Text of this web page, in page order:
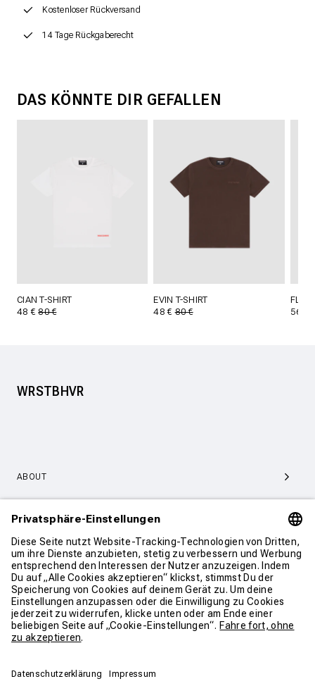
Kostenloser Rückversand
14 Tage Rückgaberecht
DAS KÖNNTE DIR GEFALLEN
CIAN T-SHIRT
48 €80 €
EVIN T-SHIRT
48 €80 €
56 €
WRSTBHVR
ABOUT
SERVICE & SUPPORT
KONTAKT